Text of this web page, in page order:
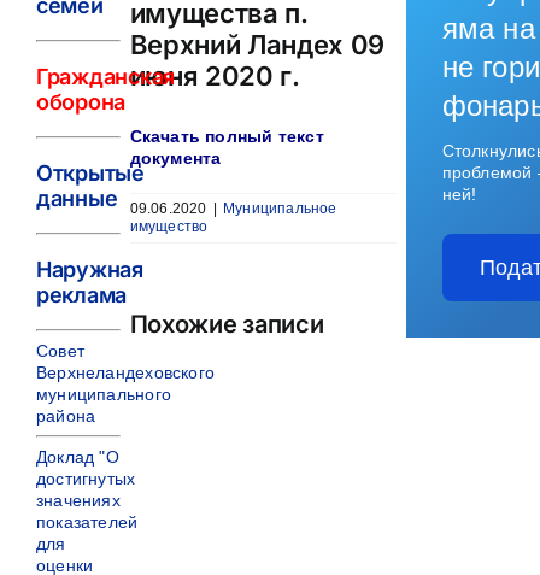
имущества п.
Верхний Ландех 09
июня 2020 г.
Скачать полный текст
документа
09.06.2020
Муниципальное
имущество
Похожие записи
семей
Гражданская
оборона
Открытые
данные
Наружная
реклама
Совет
Верхнеландеховского
муниципального
района
Доклад "О
достигнутых
значениях
показателей
для
оценки
яма на
не
ней!